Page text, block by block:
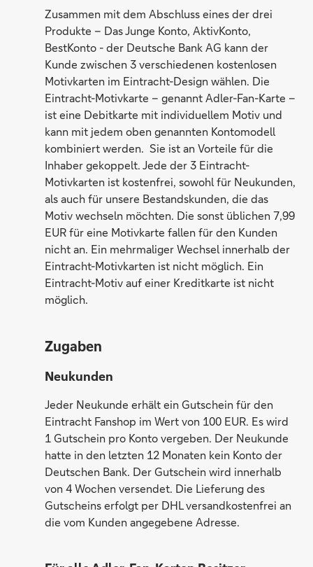
Zusammen mit dem Abschluss eines der drei
Produkte – Das Junge Konto, AktivKonto,
BestKonto - der Deutsche Bank AG kann der
Kunde zwischen 3 verschiedenen kostenlosen
Motivkarten im Eintracht-Design wählen. Die
Eintracht-Motivkarte – genannt Adler-Fan-Karte –
ist eine Debitkarte mit individuellem Motiv und
kann mit jedem oben genannten Kontomodell
kombiniert werden. Sie ist an Vorteile für die
Inhaber gekoppelt. Jede der 3 Eintracht-
Motivkarten ist kostenfrei, sowohl für Neukunden,
als auch für unsere Bestandskunden, die das
Motiv wechseln möchten. Die sonst üblichen 7,99
EUR für eine Motivkarte fallen für den Kunden
nicht an. Ein mehrmaliger Wechsel innerhalb der
Eintracht-Motivkarten ist nicht möglich. Ein
Eintracht-Motiv auf einer Kreditkarte ist nicht
möglich.
Zugaben
Neukunden
Jeder Neukunde erhält ein Gutschein für den
Eintracht Fanshop im Wert von 100 EUR. Es wird
1 Gutschein pro Konto vergeben. Der Neukunde
hatte in den letzten 12 Monaten kein Konto der
Deutschen Bank. Der Gutschein wird innerhalb
von 4 Wochen versendet. Die Lieferung des
Gutscheins erfolgt per DHL versandkostenfrei an
die vom Kunden angegebene Adresse.